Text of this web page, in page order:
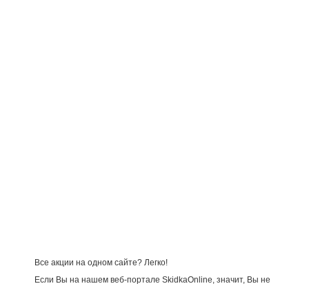
Все акции на одном сайте? Легко!
Если Вы на нашем веб-портале SkidkaOnline, значит, Вы не